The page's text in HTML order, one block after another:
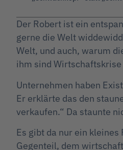
Der Robert ist ein
gerne die Welt
Welt, und auch, warum
ihm sind
Unternehmen haben
Er erklärte das den
verkaufen.“ Da staunte
Es gibt da nur ein
Gegenteil, dem